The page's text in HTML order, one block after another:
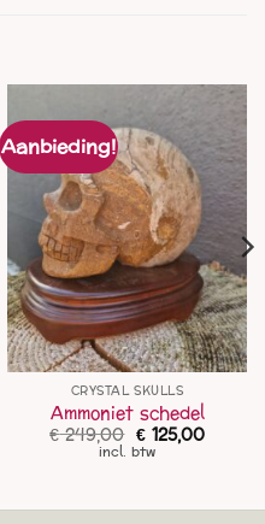
Aanbieding!
CRYSTAL SKULLS
Ammoniet schedel
€249,00 prijs
was:
€125,00prijs
incl. btw